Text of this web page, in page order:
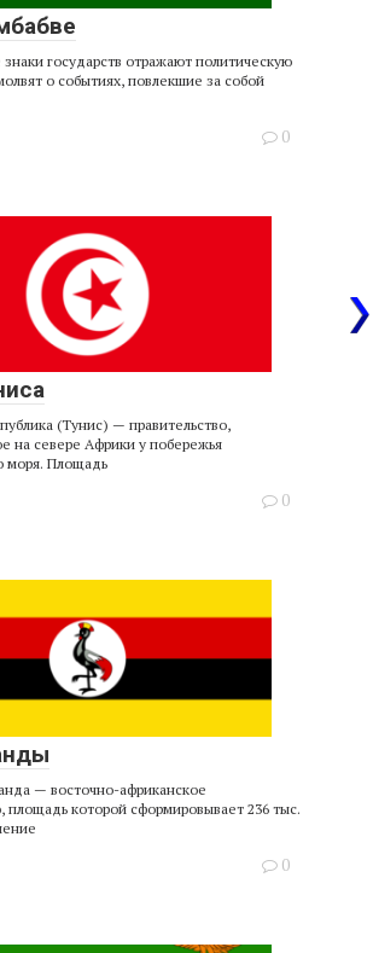
государств отражают политическую
о событиях, повлекшие за собой
0
(Тунис) — правительство,
на севере Африки у побережья
моря. Площадь
0
— восточно-африканское
площадь которой сформировывает 236 тыс.
0